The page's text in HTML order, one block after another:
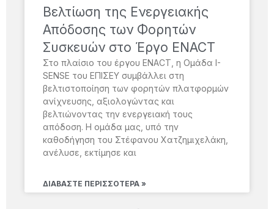
Βελτίωση της Ενεργειακής
Απόδοσης των Φορητών
Συσκευών στο Έργο ENACT
Στο πλαίσιο του έργου ENACT, η Ομάδα I-
SENSE του ΕΠΙΣΕΥ συμβάλλει στη
βελτιστοποίηση των φορητών πλατφορμών
ανίχνευσης, αξιολογώντας και
βελτιώνοντας την ενεργειακή τους
απόδοση. Η ομάδα μας, υπό την
καθοδήγηση του Στέφανου Χατζημιχελάκη,
ανέλυσε, εκτίμησε και
ΔΙΑΒΆΣΤΕ ΠΕΡΙΣΣΌΤΕΡΑ »